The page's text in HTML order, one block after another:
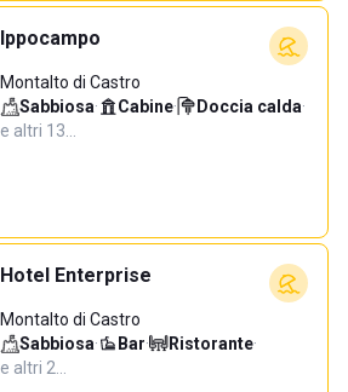
Ippocampo
Montalto di Castro
Sabbiosa· Cabine· Doccia calda·
e altri 13…
Hotel Enterprise
Montalto di Castro
Sabbiosa· Bar· Ristorante·
e altri 2…